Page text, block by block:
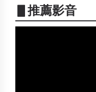
▋推薦影音